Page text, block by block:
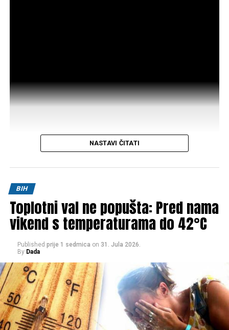
Tweet Share
Mail
NASTAVI ČITATI
BIH
Toplotni val ne popušta: Pred nama
vikend s temperaturama do 42°C
Published prije 1 sedmica on 31. Jula 2026.
By Dada